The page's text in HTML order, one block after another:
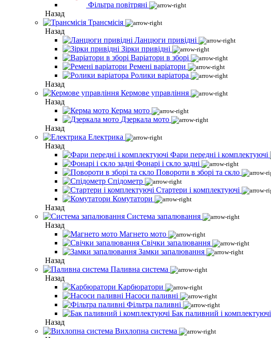
Фільтра повітряні
Назад
Трансмісія
Назад
Ланцюги привідні
Зірки привідні
Варіатори в зборі
Ремені варіатори
Ролики варіатора
Назад
Кермове управління
Назад
Керма мото
Дзеркала мото
Назад
Електрика
Назад
Фари передні і комплектуючі
Фонарі і скло задні
Повороти в зборі та скло
Спідометр
Стартери і комплектуючі
Комутатори
Назад
Система запалювання
Назад
Магнето мото
Свічки запалювання
Замки запалювання
Назад
Паливна система
Назад
Карбюратори
Насоси паливні
Фільтра паливні
Бак паливний і комплектуючі
Назад
Вихлопна система